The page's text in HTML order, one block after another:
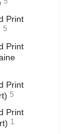
Print
5
Print
Print
5
Print
1